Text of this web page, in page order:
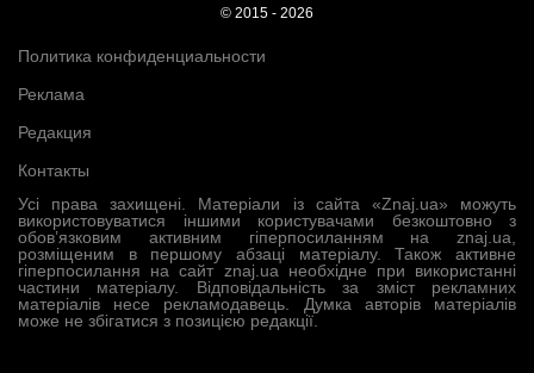
Усі права захищені. Матеріали із сайта «Znaj.ua» можуть
використовуватися іншими користувачами безкоштовно з
обов’язковим активним гіперпосиланням на znaj.ua,
розміщеним в першому абзаці матеріалу. Також активне
гіперпосилання на сайт znaj.ua необхідне при використанні
частини матеріалу. Відповідальність за зміст рекламних
матеріалів несе рекламодавець. Думка авторів матеріалів
може не збігатися з позицією редакції.
Политика конфиденциальности
Реклама
Редакция
Контакты
© 2015 - 2026